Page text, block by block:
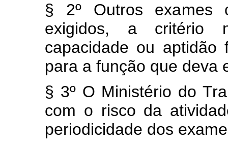
§ 2º Outros exames
exigidos, a critério
capacidade ou
para a função que deva
§ 3º O Ministério do
com o risco da
periodicidade dos